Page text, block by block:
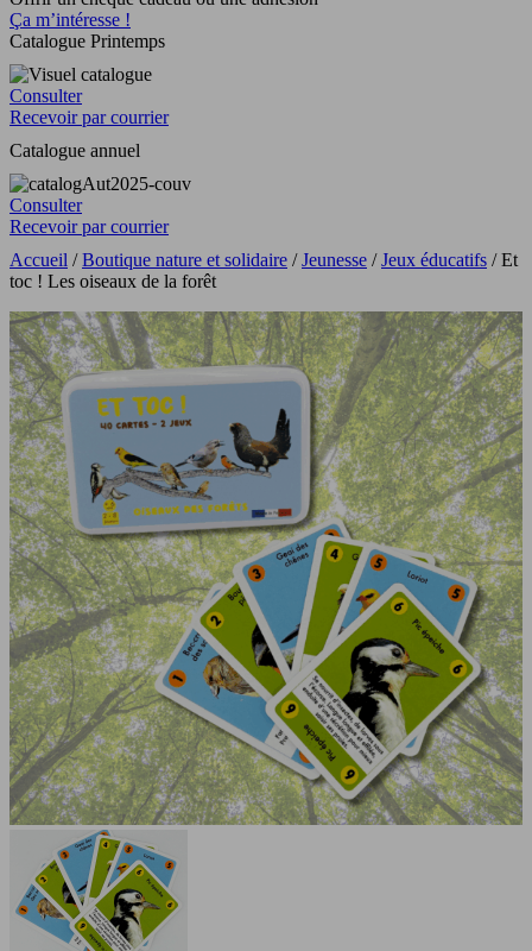
Ça m’intéresse !
Catalogue Printemps
Consulter
Recevoir par courrier
Catalogue annuel
Consulter
Recevoir par courrier
Accueil /Boutique nature et solidaire /Jeunesse /Jeux éducatifs / Et
toc ! Les oiseaux de la forêt